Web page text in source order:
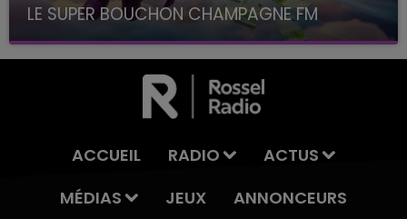
LE SUPER BOUCHON CHAMPAGNE FM
avec La Famille Champagne FM, à 8H10
ACCUEIL RADIO
ACTUS
MÉDIAS
JEUX ANNONCEURS